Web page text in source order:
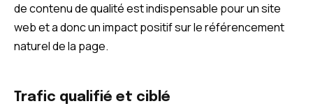
de contenu de qualité est indispensable pour un site
web et a donc un impact positif sur le référencement
naturel de la page.
Trafic qualifié et ciblé